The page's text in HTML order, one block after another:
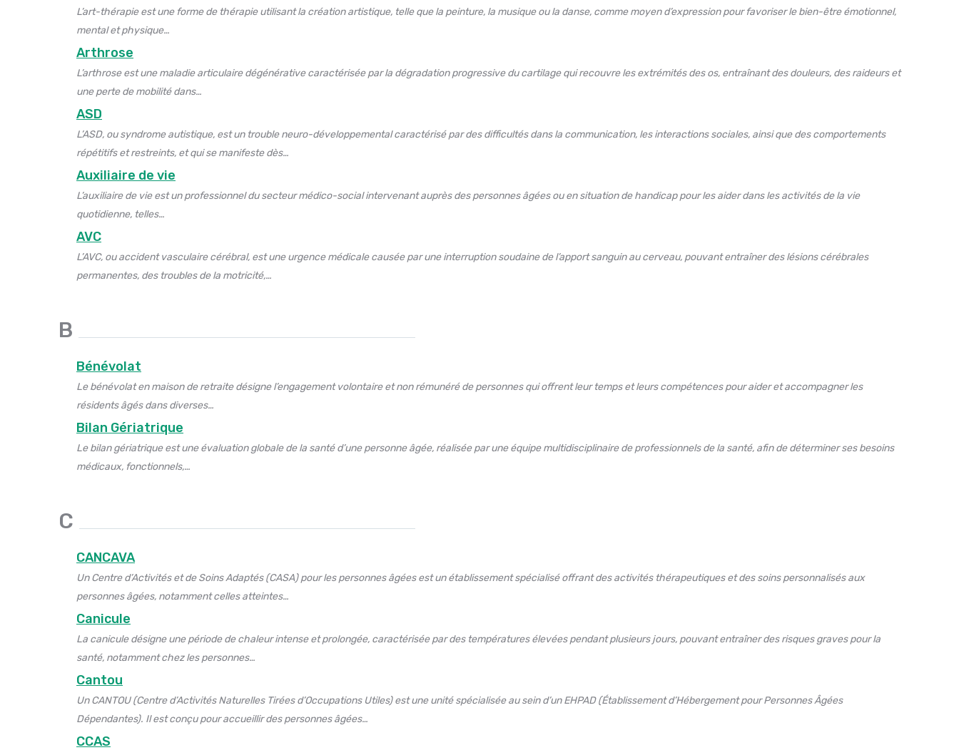
L’art-thérapie est une forme de thérapie utilisant la création artistique, telle que la peinture, la musique ou la danse, comme moyen d’expression pour favoriser le bien-être émotionnel,
mental et physique…
Arthrose
L’arthrose est une maladie articulaire dégénérative caractérisée par la dégradation progressive du cartilage qui recouvre les extrémités des os, entraînant des douleurs, des raideurs et
une perte de mobilité dans…
ASD
L’ASD, ou syndrome autistique, est un trouble neuro-développemental caractérisé par des difficultés dans la communication, les interactions sociales, ainsi que des comportements
répétitifs et restreints, et qui se manifeste dès…
Auxiliaire de vie
L’auxiliaire de vie est un professionnel du secteur médico-social intervenant auprès des personnes âgées ou en situation de handicap pour les aider dans les activités de la vie
quotidienne, telles…
AVC
L’AVC, ou accident vasculaire cérébral, est une urgence médicale causée par une interruption soudaine de l’apport sanguin au cerveau, pouvant entraîner des lésions cérébrales
permanentes, des troubles de la motricité,…
B
Bénévolat
Le bénévolat en maison de retraite désigne l’engagement volontaire et non rémunéré de personnes qui offrent leur temps et leurs compétences pour aider et accompagner les
résidents âgés dans diverses…
Bilan Gériatrique
Le bilan gériatrique est une évaluation globale de la santé d’une personne âgée, réalisée par une équipe multidisciplinaire de professionnels de la santé, afin de déterminer ses besoins
médicaux, fonctionnels,…
C
CANCAVA
Un Centre d’Activités et de Soins Adaptés (CASA) pour les personnes âgées est un établissement spécialisé offrant des activités thérapeutiques et des soins personnalisés aux
personnes âgées, notamment celles atteintes…
Canicule
La canicule désigne une période de chaleur intense et prolongée, caractérisée par des températures élevées pendant plusieurs jours, pouvant entraîner des risques graves pour la
santé, notamment chez les personnes…
Cantou
Un CANTOU (Centre d’Activités Naturelles Tirées d’Occupations Utiles) est une unité spécialisée au sein d’un EHPAD (Établissement d’Hébergement pour Personnes Âgées
Dépendantes). Il est conçu pour accueillir des personnes âgées…
CCAS